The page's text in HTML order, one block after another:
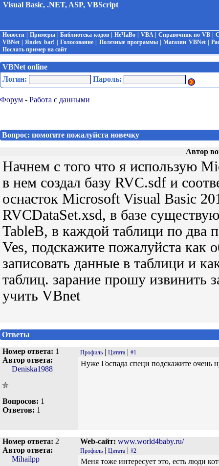
Visual Basic, .NET, ASP, VBScript
Новости Примеры|Библиотека кодов |НеЧаВо VBA| Справочник по VB |
VBNet |Яndex bar! |Голосование Полезные программы|Магазин VBNet|
Послать пример на сайт
VBNet online
Логин:
Пароль:
Форум - Работа с данными
Вопрос: помогите пожалуйста новечку
Автор
Начнем с того что я использую
в нем создал базу RVC.sdf и
оснасток Microsoft Visual Basic
RVCDataSet.xsd, в базе
TableB, в каждой таблици по два
Ves, подскажите пожалуйста как
записовать данные в таблици и
таблиц. зарание прошу извинить
учить VBnet
Ответы
Номер ответа: 1
Автор ответа:
Deniska1988
Вопросов: 1
Ответов: 1
Профиль | Цитата | #1
Нуже Госпада специ подскажите очень
Номер ответа: 2
Автор ответа:
Mihailpp
Web-сайт: www.world4baby.ru/
Профиль | Цитата | #2
Меня тоже интересует это, есть люди